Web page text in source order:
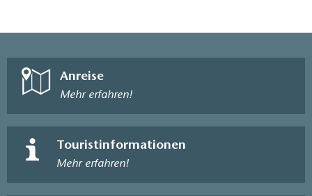
Anreise
Mehr erfahren!
Touristinformationen
Mehr erfahren!